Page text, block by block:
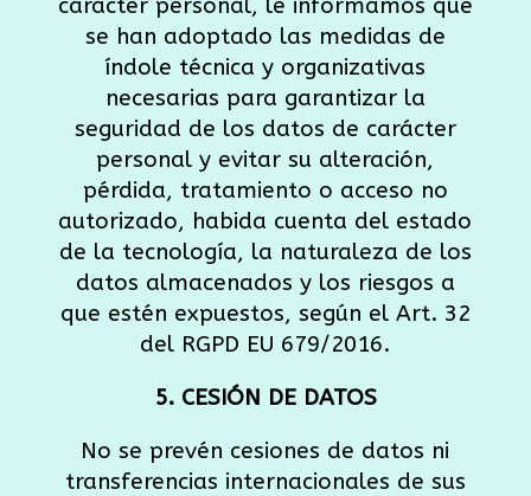
carácter personal, le informamos que
se han adoptado las medidas de
índole técnica y organizativas
necesarias para garantizar la
seguridad de los datos de carácter
personal y evitar su alteración,
pérdida, tratamiento o acceso no
autorizado, habida cuenta del estado
de la tecnología, la naturaleza de los
datos almacenados y los riesgos a
que estén expuestos, según el Art. 32
del RGPD EU 679/2016.
5. CESIÓN DE DATOS
No se prevén cesiones de datos ni
transferencias internacionales de sus